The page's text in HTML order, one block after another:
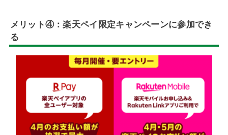
メリット④：楽天ペイ限定キャンペーンに参加でき
る